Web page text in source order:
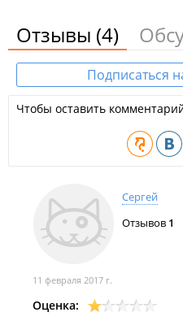
Отзывы (4)
Подписаться
Чтобы оставить
Сергей
Отзывов 1
11 февраля 2017 г.
Оценка: